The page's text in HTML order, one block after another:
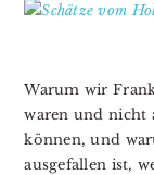
Warum wir
waren und nicht
können, und
ausgefallen ist,